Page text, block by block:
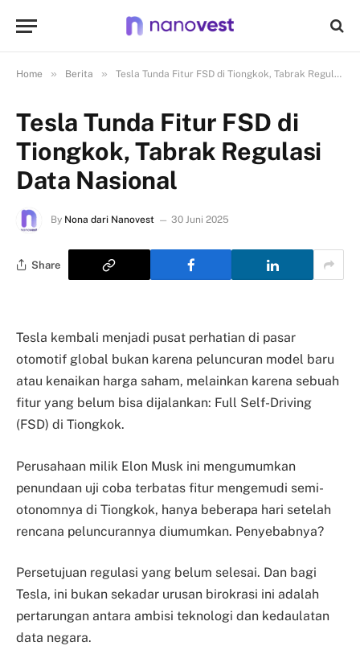
Home » Berita » Tesla Tunda Fitur FSD di Tiongkok, Tabrak Regulasi Data Nasional
Tesla Tunda Fitur FSD di
Tiongkok, Tabrak Regulasi
Data Nasional
By Nona dari Nanovest 30 Juni 2025
Share
Tesla kembali menjadi pusat perhatian di pasar
otomotif global bukan karena peluncuran model baru
atau kenaikan harga saham, melainkan karena sebuah
fitur yang belum bisa dijalankan: Full Self-Driving
(FSD) di Tiongkok.
Perusahaan milik Elon Musk ini mengumumkan
penundaan uji coba terbatas fitur mengemudi semi-
otonomnya di Tiongkok, hanya beberapa hari setelah
rencana peluncurannya diumumkan. Penyebabnya?
Persetujuan regulasi yang belum selesai. Dan bagi
Tesla, ini bukan sekadar urusan birokrasi ini adalah
pertarungan antara ambisi teknologi dan kedaulatan
data negara.